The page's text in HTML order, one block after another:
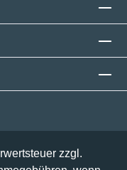
zzgl.